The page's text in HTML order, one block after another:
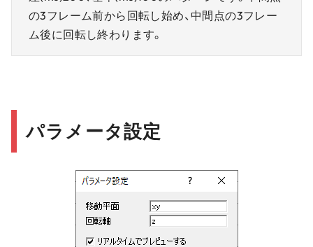
の3フレーム前から回転し始め、中間点の3フレー
ム後に回転し終わります。
パラメータ設定